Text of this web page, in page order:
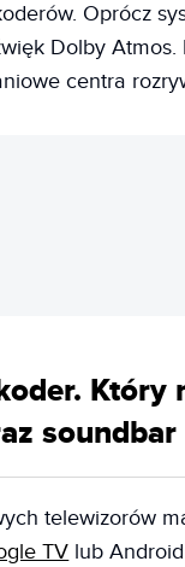
Oprócz
Dolby
centra
Który
soundbar
telewizorów
TV lub